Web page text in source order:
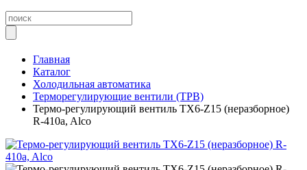
Главная
Каталог
Холодильная автоматика
Терморегулирующие вентили (ТРВ)
Термо-регулирующий вентиль TX6-Z15 (неразборное)
R-410a, Alco